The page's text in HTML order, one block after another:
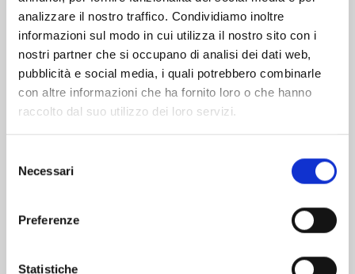
analizzare il nostro traffico. Condividiamo inoltre
informazioni sul modo in cui utilizza il nostro sito con i
nostri partner che si occupano di analisi dei dati web,
pubblicità e social media, i quali potrebbero combinarle
con altre informazioni che ha fornito loro o che hanno
raccolto dal suo utilizzo dei loro servizi.
delNecessari
Preferenze
Statistiche